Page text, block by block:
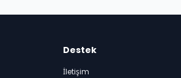
Destek
İletişim